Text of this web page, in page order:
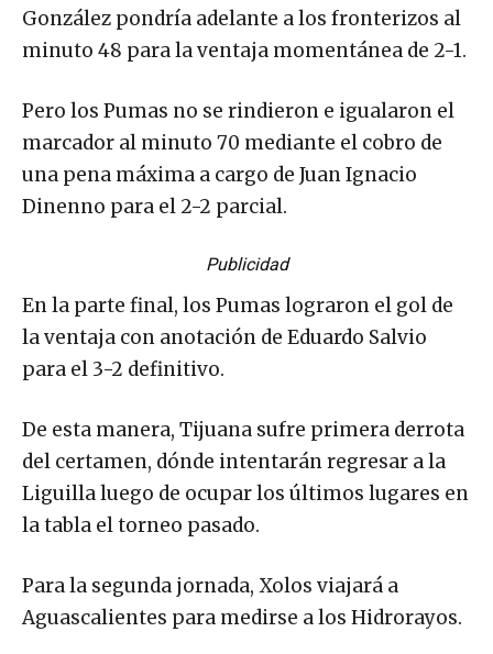
González pondría adelante a los fronterizos al
minuto 48 para la ventaja momentánea de 2-1.
Pero los Pumas no se rindieron e igualaron el
marcador al minuto 70 mediante el cobro de
una pena máxima a cargo de Juan Ignacio
Dinenno para el 2-2 parcial.
Publicidad
En la parte final, los Pumas lograron el gol de
la ventaja con anotación de Eduardo Salvio
para el 3-2 definitivo.
De esta manera, Tijuana sufre primera derrota
del certamen, dónde intentarán regresar a la
Liguilla luego de ocupar los últimos lugares en
la tabla el torneo pasado.
Para la segunda jornada, Xolos viajará a
Aguascalientes para medirse a los Hidrorayos.